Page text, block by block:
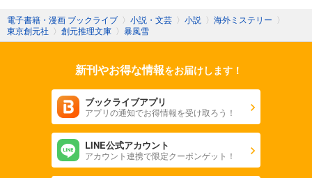
電子書籍・漫画 ブックライブ 〉 小説・文芸 〉 小説 〉 海外ミステリー 〉
東京創元社 〉 創元推理文庫 〉 暴風雪
新刊やお得な情報をお届けします！
ブックライブアプリ
アプリの通知でお得情報を受け取ろう！
LINE公式アカウント
アカウント連携で限定クーポンゲット！